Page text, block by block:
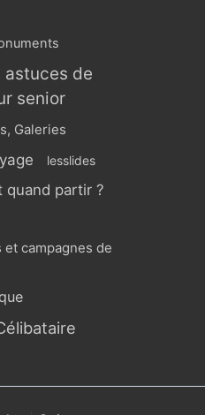
astuces de
senior
Galeries
lesslides
quand partir ?
campagnes de